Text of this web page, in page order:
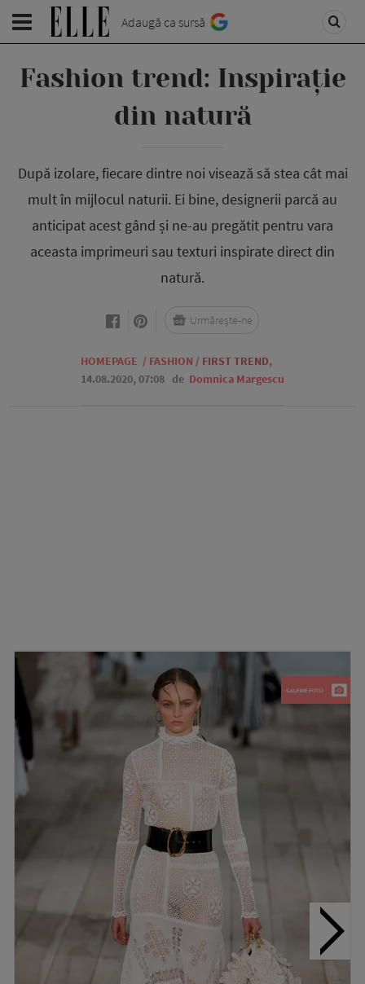
Adaugă ca sursă
Fashion trend: Inspirație
din natură
După izolare, fiecare dintre noi visează să stea cât mai
mult în mijlocul naturii. Ei bine, designerii parcă au
anticipat acest gând și ne-au pregătit pentru vara
aceasta imprimeuri sau texturi inspirate direct din
natură.
HOMEPAGE / FASHION / FIRST TREND,
14.08.2020, 07:08 de Domnica Margescu
Urmărește-ne